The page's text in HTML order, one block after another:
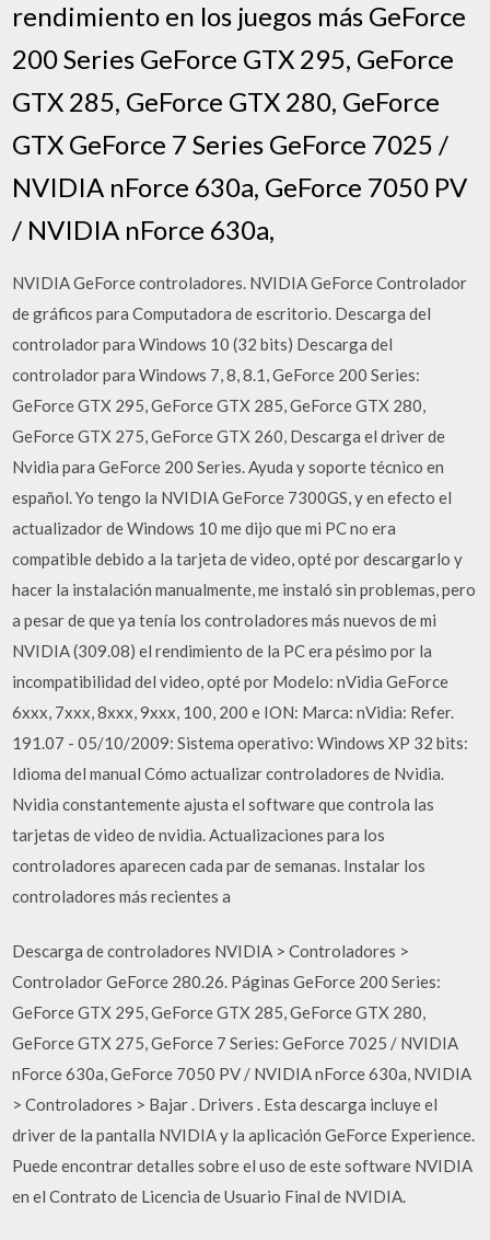
rendimiento en los juegos más GeForce
200 Series GeForce GTX 295, GeForce
GTX 285, GeForce GTX 280, GeForce
GTX GeForce 7 Series GeForce 7025 /
NVIDIA nForce 630a, GeForce 7050 PV
/ NVIDIA nForce 630a,
NVIDIA GeForce controladores. NVIDIA GeForce Controlador
de gráficos para Computadora de escritorio. Descarga del
controlador para Windows 10 (32 bits) Descarga del
controlador para Windows 7, 8, 8.1, GeForce 200 Series:
GeForce GTX 295, GeForce GTX 285, GeForce GTX 280,
GeForce GTX 275, GeForce GTX 260, Descarga el driver de
Nvidia para GeForce 200 Series. Ayuda y soporte técnico en
español. Yo tengo la NVIDIA GeForce 7300GS, y en efecto el
actualizador de Windows 10 me dijo que mi PC no era
compatible debido a la tarjeta de video, opté por descargarlo y
hacer la instalación manualmente, me instaló sin problemas, pero
a pesar de que ya tenía los controladores más nuevos de mi
NVIDIA (309.08) el rendimiento de la PC era pésimo por la
incompatibilidad del video, opté por Modelo: nVidia GeForce
6xxx, 7xxx, 8xxx, 9xxx, 100, 200 e ION: Marca: nVidia: Refer.
191.07 - 05/10/2009: Sistema operativo: Windows XP 32 bits:
Idioma del manual Cómo actualizar controladores de Nvidia.
Nvidia constantemente ajusta el software que controla las
tarjetas de video de nvidia. Actualizaciones para los
controladores aparecen cada par de semanas. Instalar los
controladores más recientes a
Descarga de controladores NVIDIA > Controladores >
Controlador GeForce 280.26. Páginas GeForce 200 Series:
GeForce GTX 295, GeForce GTX 285, GeForce GTX 280,
GeForce GTX 275, GeForce 7 Series: GeForce 7025 / NVIDIA
nForce 630a, GeForce 7050 PV / NVIDIA nForce 630a, NVIDIA
> Controladores > Bajar . Drivers . Esta descarga incluye el
driver de la pantalla NVIDIA y la aplicación GeForce Experience.
Puede encontrar detalles sobre el uso de este software NVIDIA
en el Contrato de Licencia de Usuario Final de NVIDIA.